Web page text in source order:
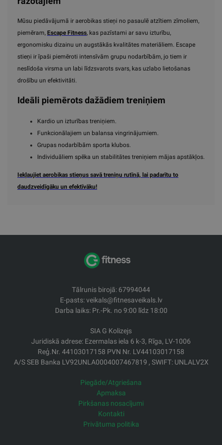
Mūsu piedāvājumā ir aerobikas stieņi no pasaulē atzītiem zīmoliem,
piemēram, Escape Fitness, kas pazīstami ar savu izturību,
ergonomisku dizainu un augstākās kvalitātes materiāliem. Escape
stieņi ir īpaši piemēroti intensīvām grupu nodarbībām, jo tiem ir
neslīdoša virsma un labi līdzsvarots svars, kas uzlabo lietošanas
drošību un efektivitāti.
Ideāli piemērots dažādiem treniņiem
Kardio un izturības treniņiem.
Funkcionālajiem un balansa vingrinājumiem.
Grupas nodarbībām sporta klubos.
Individuāliem spēka un stabilitātes treniņiem mājas apstākļos.
Iekļaujiet aerobikas stieņus savā treniņu rutīnā, lai padarītu to
daudzveidīgāku un efektīvāku!
Tālrunis birojā: 67994044
E-pasts: veikals@fitnesaveikals.lv
Darba laiks: Pr.-Pk. no 9:00 līdz 18:00
SIA G Kolizejs
Juridiskā adrese: Ezermalas iela 6 k-3, Rīga, LV-1006
Reģ.Nr. 44103017158 PVN Nr. LV44103017158
A/S SEB Banka LV92UNLA0004007467819 , SWIFT: UNLALV2X
Piegāde/Atgriešana
Apmaksa
Pirkšanas nosacījumi
Kontakti
Privātuma politika